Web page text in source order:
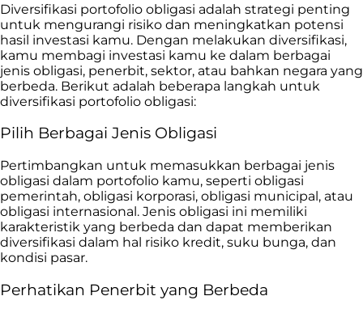
Diversifikasi portofolio obligasi adalah strategi penting
untuk mengurangi risiko dan meningkatkan potensi
hasil investasi kamu. Dengan melakukan diversifikasi,
kamu membagi investasi kamu ke dalam berbagai
jenis obligasi, penerbit, sektor, atau bahkan negara yang
berbeda. Berikut adalah beberapa langkah untuk
diversifikasi portofolio obligasi:
Pilih Berbagai Jenis Obligasi
Pertimbangkan untuk memasukkan berbagai jenis
obligasi dalam portofolio kamu, seperti obligasi
pemerintah, obligasi korporasi, obligasi municipal, atau
obligasi internasional. Jenis obligasi ini memiliki
karakteristik yang berbeda dan dapat memberikan
diversifikasi dalam hal risiko kredit, suku bunga, dan
kondisi pasar.
Perhatikan Penerbit yang Berbeda